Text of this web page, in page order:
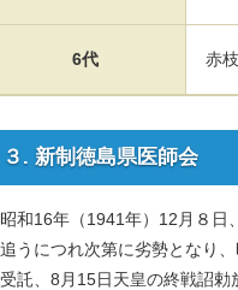
6代 赤
３. 新制徳島県医師会
和16年（1941年）12月８日
うにつれ次第に劣勢となり
託、8月15日天皇の終戦詔勅